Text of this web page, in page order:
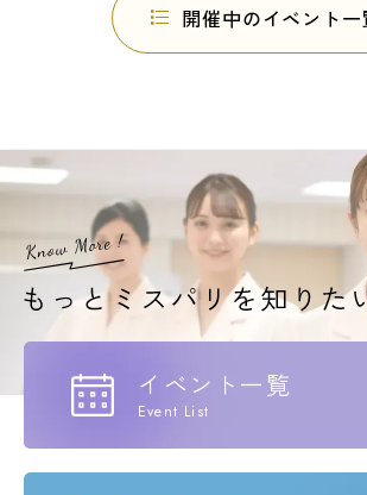
開催中のイベント一
イベント一覧
Event List